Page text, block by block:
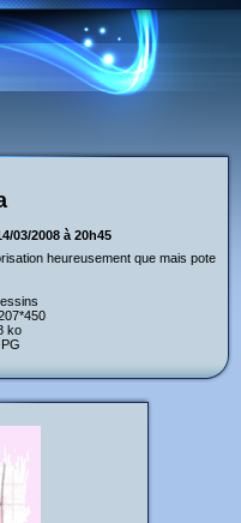
03/2008 à 20h45
heureusement que mais pote
ko